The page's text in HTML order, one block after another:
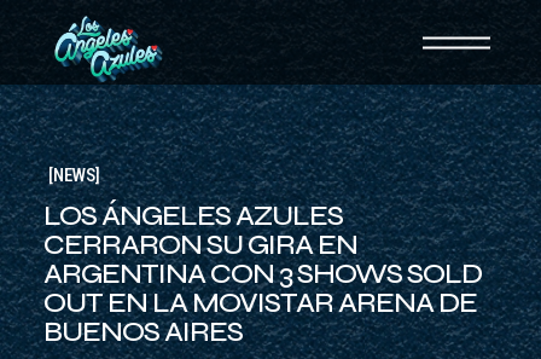
NEWS
LOS ÁNGELES AZULES
CERRARON SU GIRA EN
ARGENTINA CON 3 SHOWS SOLD
OUT EN LA MOVISTAR ARENA DE
BUENOS AIRES